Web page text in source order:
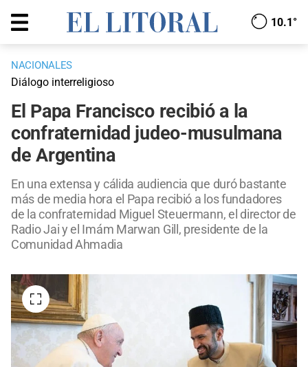
10.1°
NACIONALES
Diálogo interreligioso
El Papa Francisco recibió a la
confraternidad judeo-musulmana
de Argentina
En una extensa y cálida audiencia que duró bastante
más de media hora el Papa recibió a los fundadores
de la confraternidad Miguel Steuermann, el director de
Radio Jai y el Imám Marwan Gill, presidente de la
Comunidad Ahmadia